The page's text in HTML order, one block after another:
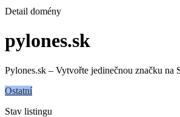
Detail domény
pylones.sk
Pylones.sk – Vytvořte jedinečnou značku na
Ostatní
Stav listingu